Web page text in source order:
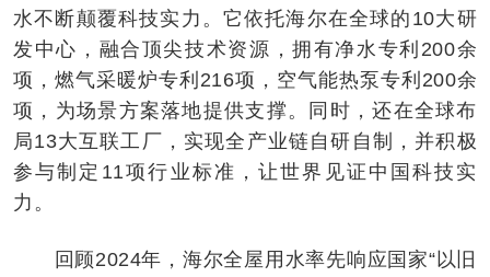
水不断颠覆科技实力。它依托海尔在全球的10大研
发中心，融合顶尖技术资源，拥有净水专利200余
项，燃气采暖炉专利216项，空气能热泵专利200余
项，为场景方案落地提供支撑。同时，还在全球布
局13大互联工厂，实现全产业链自研自制，并积极
参与制定11项行业标准，让世界见证中国科技实
力。
回顾2024年，海尔全屋用水率先响应国家“以旧